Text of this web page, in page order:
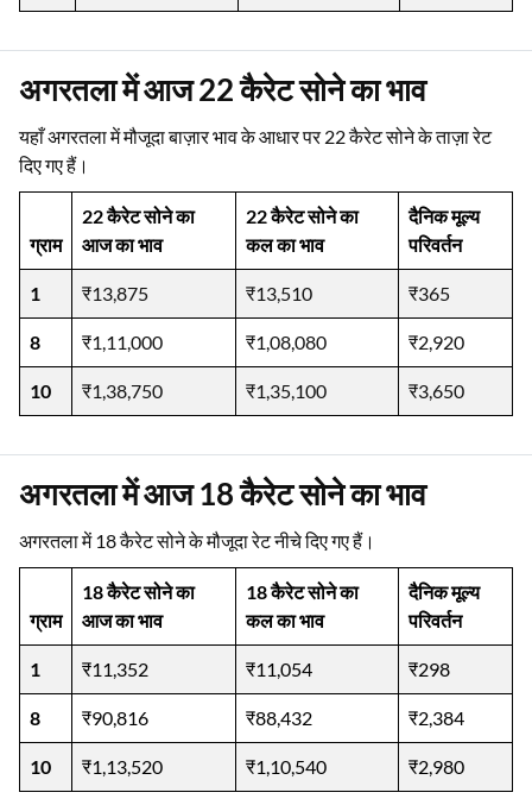
अगरतला में आज 22 कैरेट सोने का भाव
यहाँ अगरतला में मौजूदा बाज़ार भाव के आधार पर 22 कैरेट सोने के ताज़ा रेट
दिए गए हैं।
ग्राम
22 कैरेट सोने का
आज का भाव
22 कैरेट सोने का
कल का भाव
दैनिक मूल्य
परिवर्तन
1 ₹13,875 ₹13,510 ₹365
8 ₹1,11,000 ₹1,08,080 ₹2,920
10 ₹1,38,750 ₹1,35,100 ₹3,650
अगरतला में आज 18 कैरेट सोने का भाव
अगरतला में 18 कैरेट सोने के मौजूदा रेट नीचे दिए गए हैं।
ग्राम
18 कैरेट सोने का
आज का भाव
18 कैरेट सोने का
कल का भाव
दैनिक मूल्य
परिवर्तन
1 ₹11,352 ₹11,054 ₹298
8 ₹90,816 ₹88,432 ₹2,384
10 ₹1,13,520 ₹1,10,540 ₹2,980